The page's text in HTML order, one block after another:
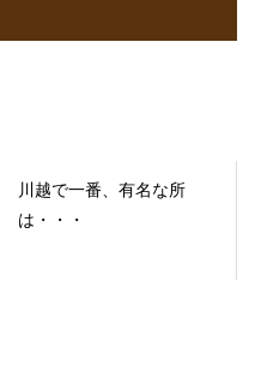
川越で一番、有名な所
は・・・